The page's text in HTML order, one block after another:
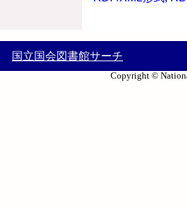
国立国会図書館サーチ
Copyright ©